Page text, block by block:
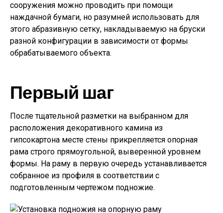
сооружения можно проводить при помощи
наждачной бумаги, но разумней использовать для
этого абразивную сетку, накладываемую на бруски
разной конфигурации в зависимости от формы
обрабатываемого объекта.
Первый шаг
После тщательной разметки на выбранном для
расположения декоративного камина из
гипсокартона месте стены прикрепляется опорная
рама строго прямоугольной, выверенной уровнем
формы. На раму в первую очередь устанавливается
собранное из профиля в соответствии с
подготовленным чертежом подножие.